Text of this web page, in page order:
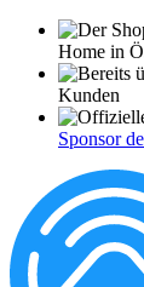
Home in
Kunden
Sponsor